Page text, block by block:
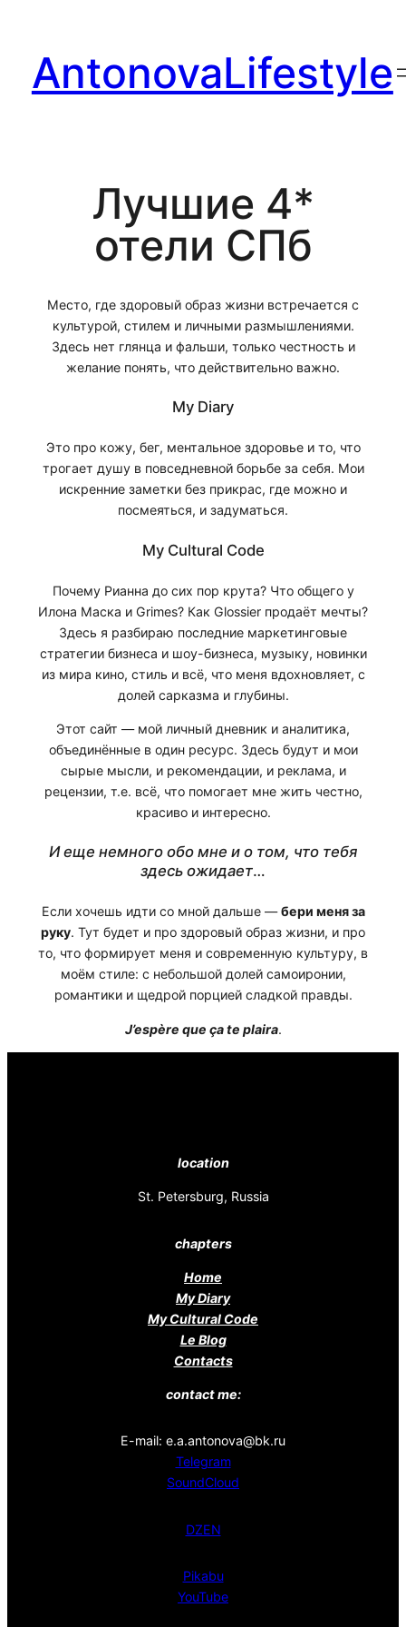
содержимому
AntonovaLifestyle
Лучшие 4*
отели СПб
Место, где здоровый образ жизни встречается с
культурой, стилем и личными размышлениями.
Здесь нет глянца и фальши, только честность и
желание понять, что действительно важно.
My Diary
Это про кожу, бег, ментальное здоровье и то, что
трогает душу в повседневной борьбе за себя. Мои
искренние заметки без прикрас, где можно и
посмеяться, и задуматься.
My Cultural Code
Почему Рианна до сих пор крута? Что общего у
Илона Маска и Grimes? Как Glossier продаёт мечты?
Здесь я разбираю последние маркетинговые
стратегии бизнеса и шоу-бизнеса, музыку, новинки
из мира кино, стиль и всё, что меня вдохновляет, с
долей сарказма и глубины.
Этот сайт — мой личный дневник и аналитика,
объединённые в один ресурс. Здесь будут и мои
сырые мысли, и рекомендации, и реклама, и
рецензии, т.е. всё, что помогает мне жить честно,
красиво и интересно.
И еще немного обо мне и о том, что тебя
здесь ожидает…
Если хочешь идти со мной дальше —бери меня за
руку. Тут будет и про здоровый образ жизни, и про
то, что формирует меня и современную культуру, в
моём стиле: с небольшой долей самоиронии,
романтики и щедрой порцией сладкой правды.
J’espère que ça te plaira.
location
St. Petersburg, Russia
chapters
Home
My Diary
My Cultural Code
Le Blog
Contacts
contact me:
E-mail: e.a.antonova@bk.ru
Telegram
SoundCloud
DZEN
Pikabu
YouTube